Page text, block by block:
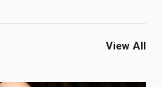
View All